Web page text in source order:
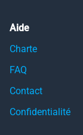
Aide
Charte
FAQ
Contact
Confidentialité